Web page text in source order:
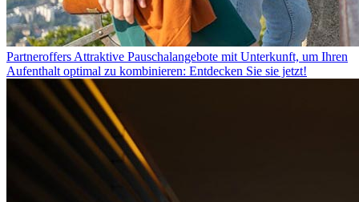
Partneroffers Attraktive Pauschalangebote mit Unterkunft, um Ihren
Aufenthalt optimal zu kombinieren: Entdecken Sie sie jetzt!